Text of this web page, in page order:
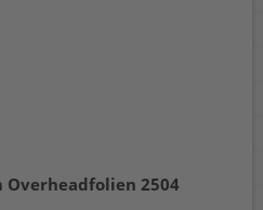
2504